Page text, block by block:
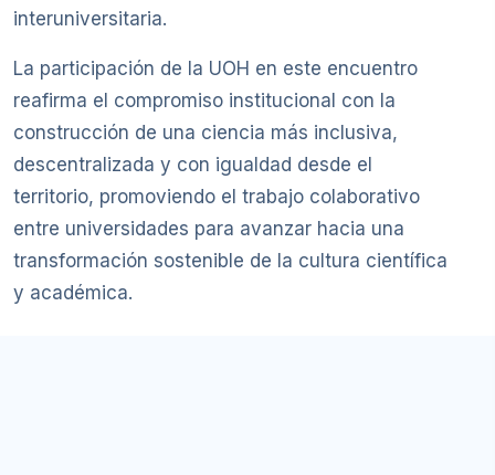
interuniversitaria.
La participación de la UOH en este encuentro
reafirma el compromiso institucional con la
construcción de una ciencia más inclusiva,
descentralizada y con igualdad desde el
territorio, promoviendo el trabajo colaborativo
entre universidades para avanzar hacia una
transformación sostenible de la cultura científica
y académica.